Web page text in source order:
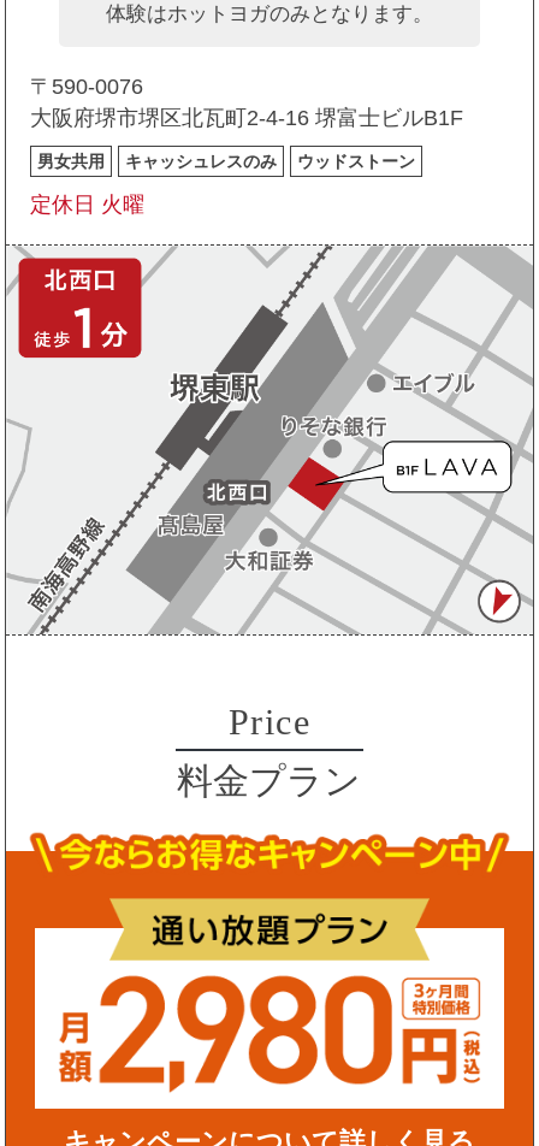
体験はホットヨガのみとなります。
〒590-0076
大阪府堺市堺区北瓦町2-4-16 堺富士ビルB1F
男女共用 キャッシュレスのみ ウッドストーン
定休日 火曜
Price
料金プラン